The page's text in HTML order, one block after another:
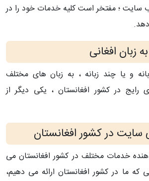
سایت ؛ مفتخر است کلیه خدمات خود را در
زبان افغانی
و یا چند زبانه ، به زبان های مختلف
رایج در کشور افغانستان ، یکی دیگر از
در کشور افغانستان
خدمات مختلف در کشور افغانستان می
که ما در کشور افغانستان ارائه می دهیم،